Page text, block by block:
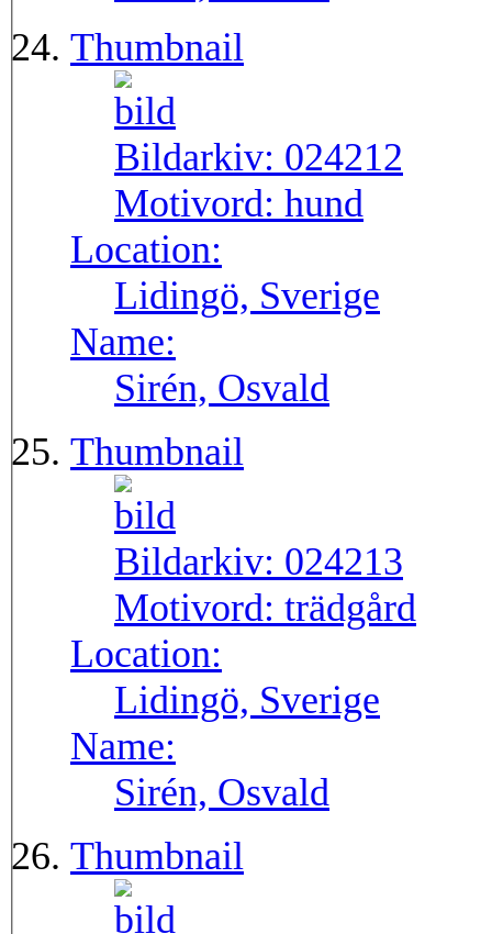
Thumbnail
Bildarkiv: 024212
Motivord: hund
Location:
Lidingö, Sverige
Name:
Sirén, Osvald
Thumbnail
Bildarkiv: 024213
Motivord: trädgård
Location:
Lidingö, Sverige
Name:
Sirén, Osvald
Thumbnail